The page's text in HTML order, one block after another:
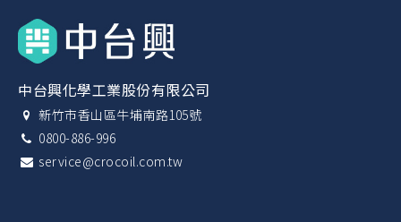
中台興化學工業股份有限公司
新竹市香山區牛埔南路105號
0800-886-996
service@crocoil.com.tw